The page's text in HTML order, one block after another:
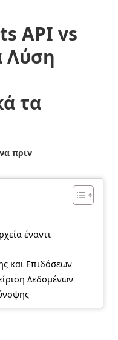
API vs
Λύση
τα
πριν
έναντι
και Επιδόσεων
Δεδομένων